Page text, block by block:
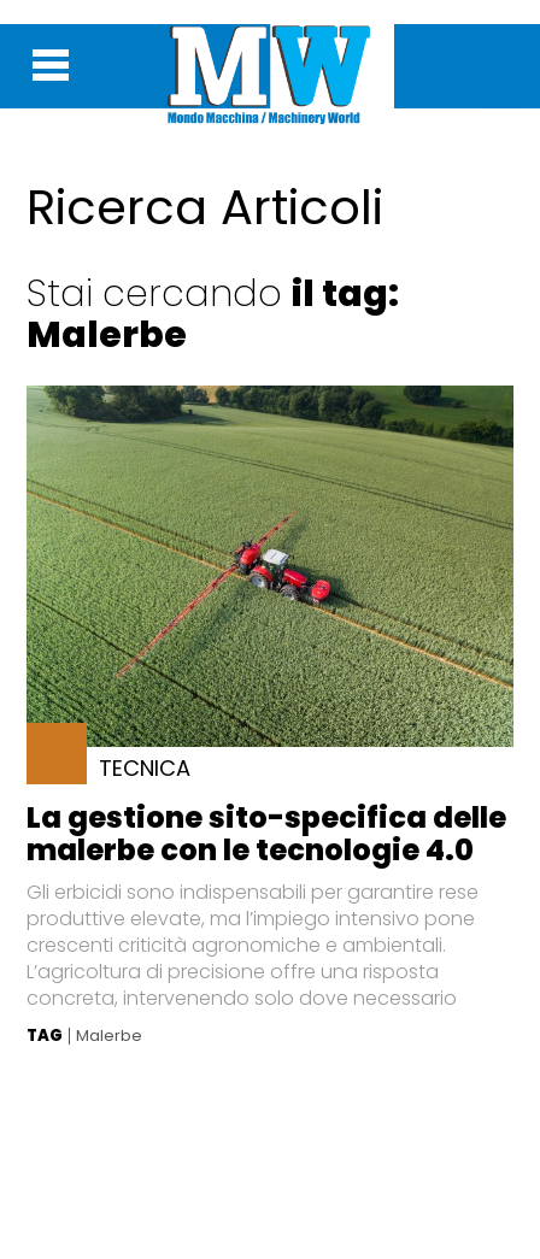
Ricerca Articoli
Stai cercando il tag:
Malerbe
TECNICA
La gestione sito-specifica delle
malerbe con le tecnologie 4.0
Gli erbicidi sono indispensabili per garantire rese
produttive elevate, ma l’impiego intensivo pone
crescenti criticità agronomiche e ambientali.
L’agricoltura di precisione offre una risposta
concreta, intervenendo solo dove necessario
TAG Malerbe